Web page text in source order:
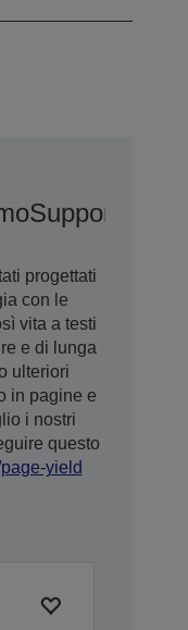
Supporti
progettati
con le
vita a testi
e di lunga
ulteriori
in pagine e
i nostri
questo
yield